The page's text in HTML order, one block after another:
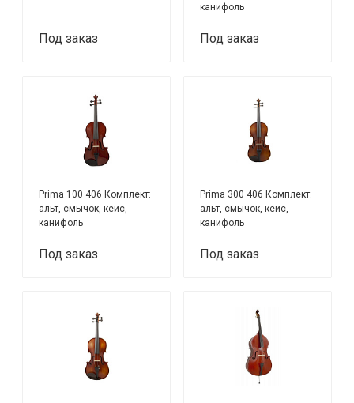
Под заказ
канифоль
Под заказ
Prima 100 406 Комплект:
альт, смычок, кейс,
канифоль
Под заказ
Prima 300 406 Комплект:
альт, смычок, кейс,
канифоль
Под заказ